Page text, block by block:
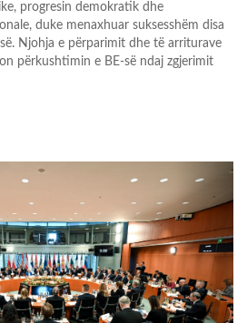
progresin demokratik dhe
duke menaxhuar suksesshëm disa
Njohja e përparimit dhe të arriturave
përkushtimin e BE-së ndaj zgjerimit